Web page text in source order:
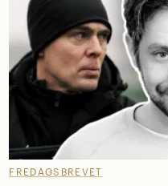
FREDAGSBREVET